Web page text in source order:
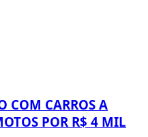
COM CARROS A
POR R$ 4 MIL